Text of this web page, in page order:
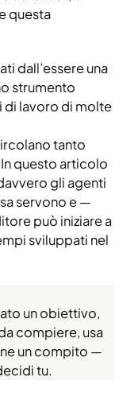
questa
dall’essere una
strumento
di lavoro di molte
tanto
questo articolo
gli agenti
servono e —
può iniziare a
sviluppati nel
un obiettivo,
compiere, usa
un compito —
tu.